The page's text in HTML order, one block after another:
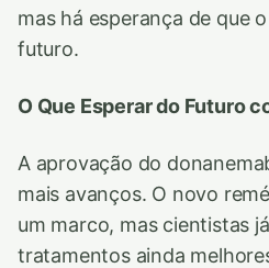
mas há esperança de que
futuro.
O Que Esperar do Futuro
A aprovação do
mais avanços. O novo
um marco, mas cientistas
tratamentos ainda